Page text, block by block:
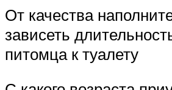
От качества
зависеть
питомца к туалету